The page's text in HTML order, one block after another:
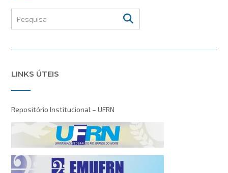
LINKS ÚTEIS
Repositório Institucional – UFRN